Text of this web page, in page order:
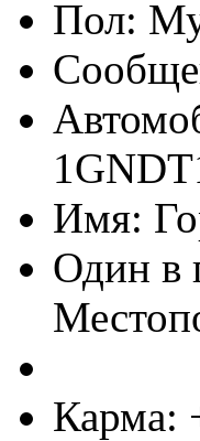
Пол:
Имя:
Один в
Карма: